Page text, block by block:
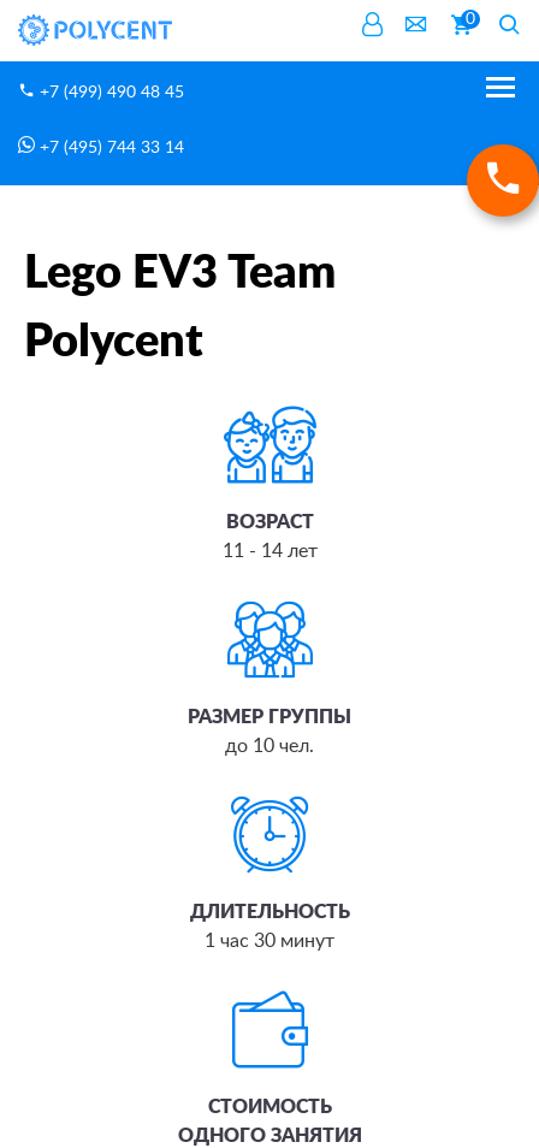
0
+7 (499) 490 48 45
+7 (495) 744 33 14
Lego EV3 Team Polycent
Lego EV3 Team
Polycent
ВОЗРАСТ
11 - 14 лет
РАЗМЕР ГРУППЫ
до 10 чел.
ДЛИТЕЛЬНОСТЬ
1 час 30 минут
СТОИМОСТЬ
ОДНОГО ЗАНЯТИЯ